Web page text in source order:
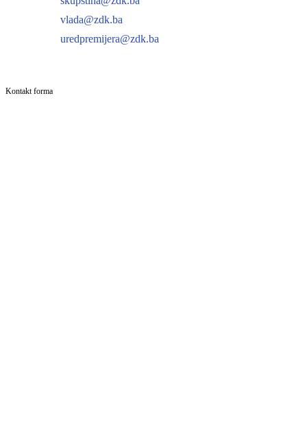
vlada@zdk.ba
uredpremijera@zdk.ba
Kontakt forma